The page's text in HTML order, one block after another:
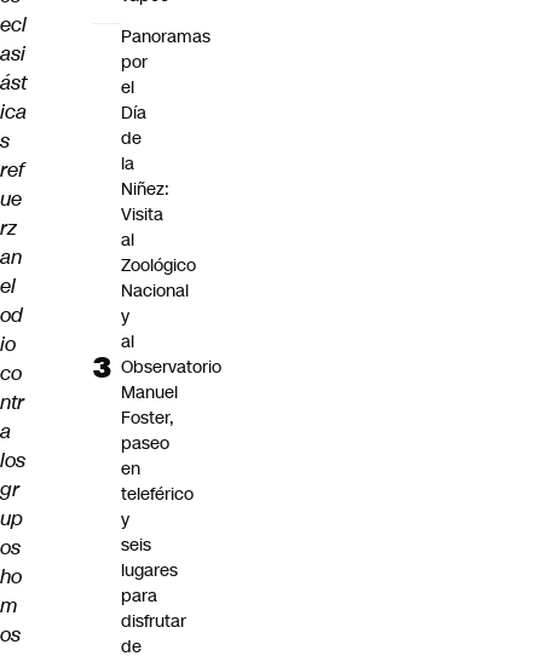
ecl
asi
ást
ica
s
ref
ue
rz
an
el
od
io
co
ntr
a
los
gr
up
os
ho
m
os
Panoramas
por
el
Día
de
la
Niñez:
Visita
al
Zoológico
Nacional
y
al
Observatorio
Manuel
Foster,
paseo
en
teleférico
y
seis
lugares
para
disfrutar
de